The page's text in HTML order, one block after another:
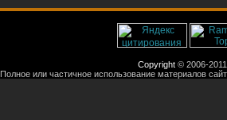
Copyright © 2006-
Полное или частичное использование материалов